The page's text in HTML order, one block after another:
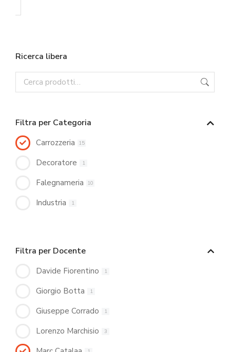
Ricerca libera
Filtra per Categoria
Carrozzeria 15
Decoratore 1
Falegnameria 10
Industria 1
Filtra per Docente
Davide Fiorentino 1
Giorgio Botta 1
Giuseppe Corrado 1
Lorenzo Marchisio 3